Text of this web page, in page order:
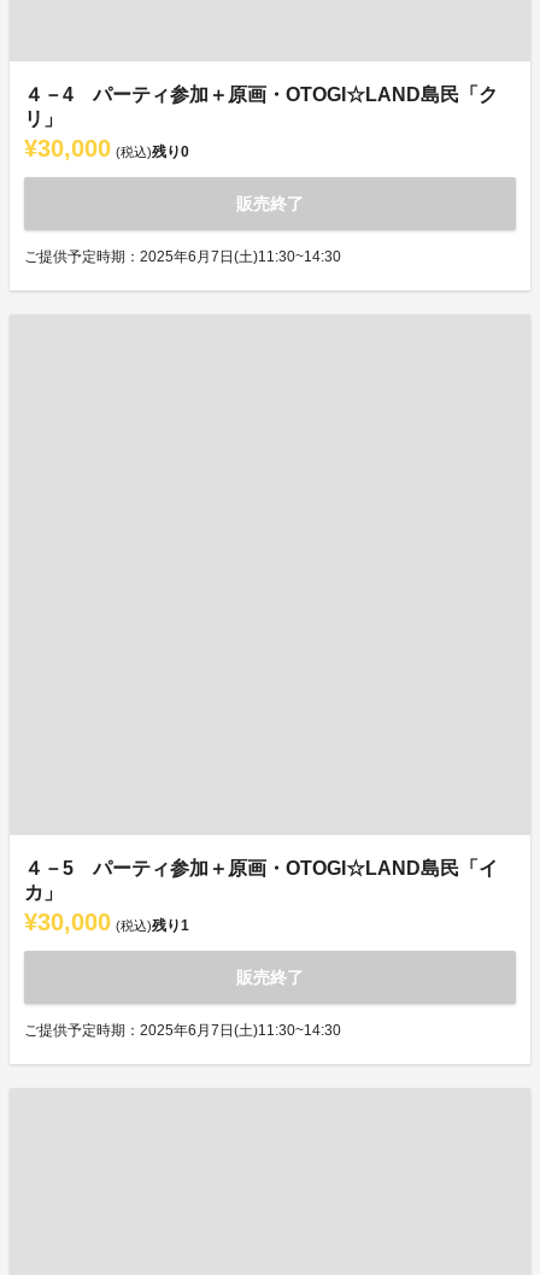
４－4 パーティ参加＋原画・OTOGI☆LAND島民「ク
リ」
¥30,000 (税込)残り0
販売終了
ご提供予定時期：2025年6月7日(土)11:30~14:30
４－5 パーティ参加＋原画・OTOGI☆LAND島民「イ
カ」
¥30,000 (税込)残り1
販売終了
ご提供予定時期：2025年6月7日(土)11:30~14:30